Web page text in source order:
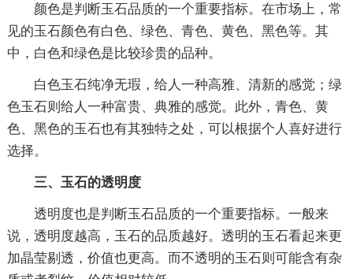
颜色是判断玉石品质的一个重要指标。在市场上，常
见的玉石颜色有白色、绿色、青色、黄色、黑色等。其
中，白色和绿色是比较珍贵的品种。
白色玉石纯净无瑕，给人一种高雅、清新的感觉；绿
色玉石则给人一种富贵、典雅的感觉。此外，青色、黄
色、黑色的玉石也有其独特之处，可以根据个人喜好进行
选择。
三、玉石的透明度
透明度也是判断玉石品质的一个重要指标。一般来
说，透明度越高，玉石的品质越好。透明的玉石看起来更
加晶莹剔透，价值也更高。而不透明的玉石则可能含有杂